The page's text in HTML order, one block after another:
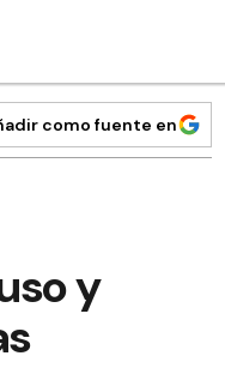
como fuente en
y